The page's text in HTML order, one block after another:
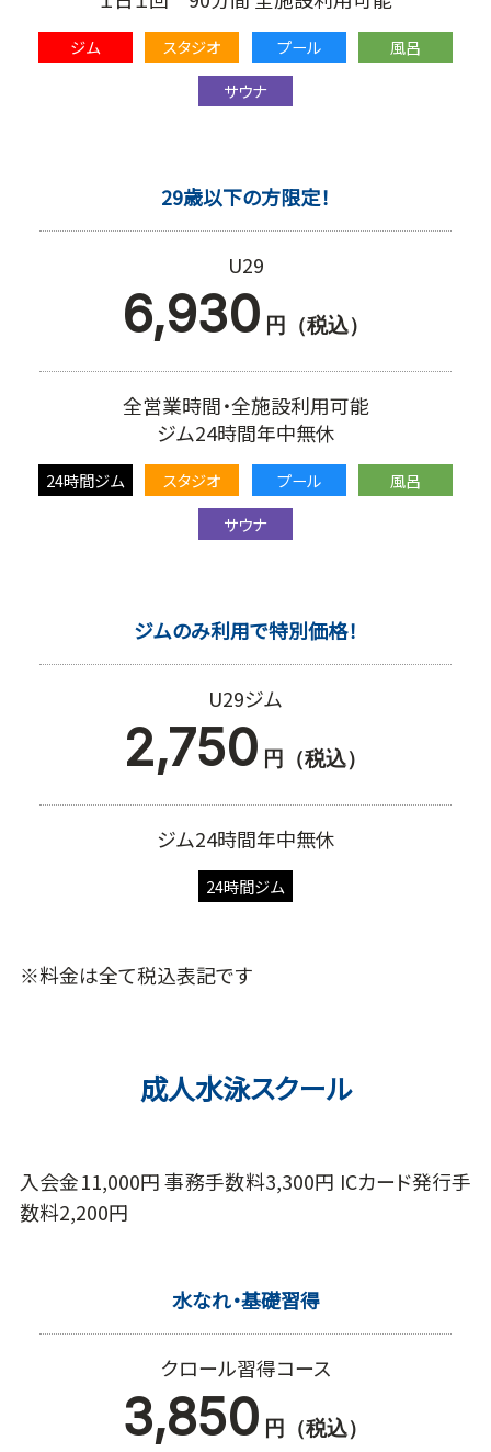
ジム スタジオ プール
風呂
サウナ
U29
29歳以下の方限定！
6,930 円（税込）
全営業時間・全施設利用可能
ジム24時間年中無休
24時間ジム スタジオ プール
風呂
サウナ
U29ジム
ジムのみ利用で特別価格！
2,750 円（税込）
ジム24時間年中無休
24時間ジム
※料金は全て税込表記です
成人水泳スクール
入会金11,000円 事務手数料3,300円 ICカード発行手
数料2,200円
クロール習得コース
水なれ・基礎習得
3,850 円（税込）